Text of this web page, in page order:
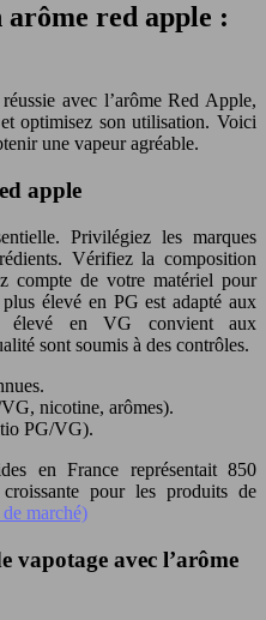
red apple :
avec l’arôme Red Apple,
optimisez son utilisation. Voici
une vapeur agréable.
apple
Privilégiez les marques
Vérifiez la composition
compte de votre matériel pour
élevé en PG est adapté aux
élevé en VG convient aux
sont soumis à des contrôles.
nicotine, arômes).
PG/VG).
en France représentait 850
pour les produits de
marché)
vapotage avec l’arôme